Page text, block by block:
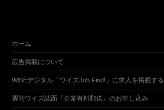
ホーム
広告掲載について
WiSEデジタル「ワイズJob Find!」に求人を掲載する
週刊ワイズ誌面『企業有料郵送』のお申し込み